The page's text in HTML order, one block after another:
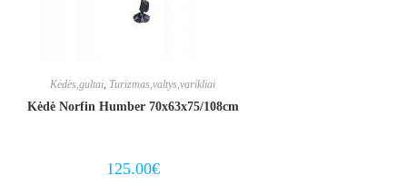
Kėdės,gultai, Turizmas,valtys,varikliai
Kėdė Norfin Humber 70x63x75/108cm
125.00€